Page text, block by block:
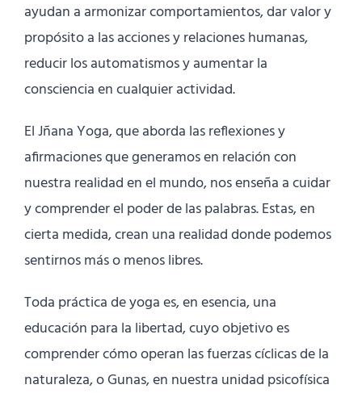
ayudan a armonizar comportamientos, dar valor y
propósito a las acciones y relaciones humanas,
reducir los automatismos y aumentar la
consciencia en cualquier actividad.
El Jñana Yoga, que aborda las reflexiones y
afirmaciones que generamos en relación con
nuestra realidad en el mundo, nos enseña a cuidar
y comprender el poder de las palabras. Estas, en
cierta medida, crean una realidad donde podemos
sentirnos más o menos libres.
Toda práctica de yoga es, en esencia, una
educación para la libertad, cuyo objetivo es
comprender cómo operan las fuerzas cíclicas de la
naturaleza, o Gunas, en nuestra unidad psicofísica